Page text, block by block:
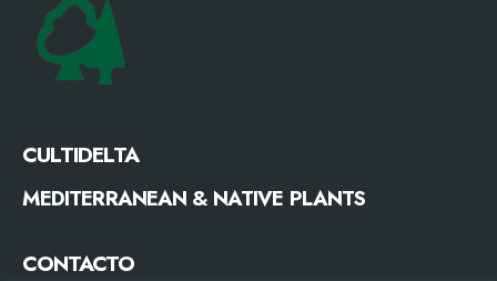
CULTIDELTA
MEDITERRANEAN & NATIVE PLANTS
CONTACTO